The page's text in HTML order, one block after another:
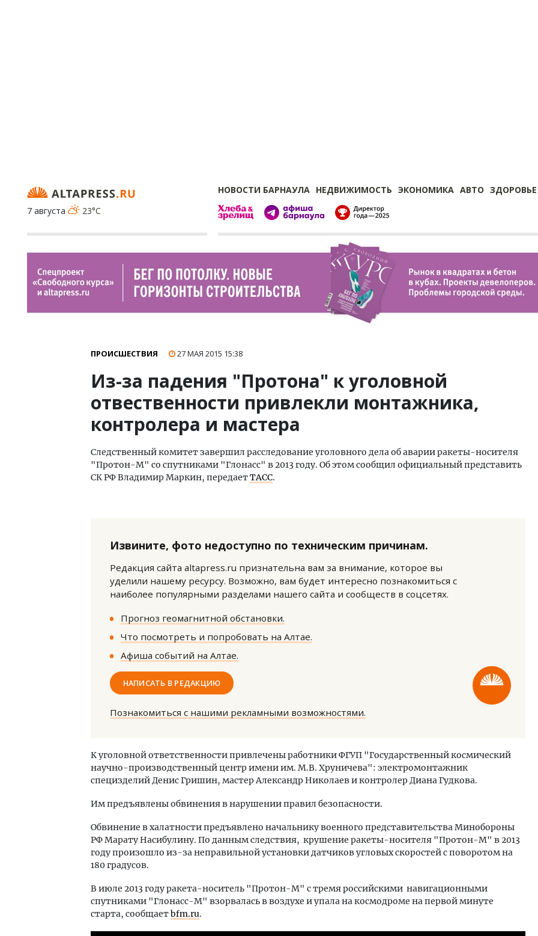
НОВОСТИ БАРНАУЛА НЕДВИЖИМОСТЬ ЭКОНОМИКА АВТО ЗДОРОВЬЕ
7 августа
23°C
ПРОИСШЕСТВИЯ 27 МАЯ 2015 15:38
Из-за падения "Протона" к уголовной
отвественности привлекли монтажника,
контролера и мастера
Следственный комитет завершил расследование уголовного дела об аварии ракеты-носителя
"Протон-М" со спутниками "Глонасс" в 2013 году. Об этом сообщил официальный представить
СК РФ Владимир Маркин, передаетТАСС.
Извините, фото недоступно по техническим причинам.
Редакция сайта altapress.ru признательна вам за внимание, которое вы
уделили нашему ресурсу. Возможно, вам будет интересно познакомиться с
наиболее популярными разделами нашего сайта и сообществ в соцсетях.
Прогноз геомагнитной обстановки.
Что посмотреть и попробовать на Алтае.
Афиша событий на Алтае.
НАПИСАТЬ В РЕДАКЦИЮ
Познакомиться с нашими рекламными возможностями.
К уголовной ответственности привлечены работники ФГУП "Государственный космический
научно-производственный центр имени им. М.В. Хруничева": электромонтажник
специзделий Денис Гришин, мастер Александр Николаев и контролер Диана Гудкова.
Им предъявлены обвинения в нарушении правил безопасности.
Обвинение в халатности предъявлено начальнику военного представительства Минобороны
РФ Марату Насибулину. По данным следствия, крушение ракеты-носителя "Протон-М" в 2013
году произошло из-за неправильной установки датчиков угловых скоростей с поворотом на
180 градусов.
В июле 2013 году ракета-носитель "Протон-М" с тремя российскими навигационными
спутниками "Глонасс-М" взорвалась в воздухе и упала на космодроме на первой минуте
старта, сообщаетbfm.ru.
Смелость архитектурных идей.
Гатилов — о том, как
оставаться на плаву,
СТРОИТЕЛЬСТВО